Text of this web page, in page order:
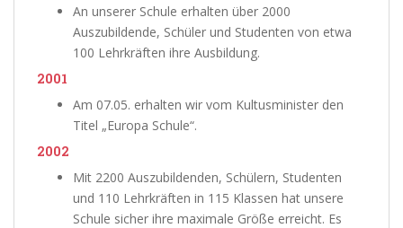
An unserer Schule erhalten über 2000
Auszubildende, Schüler und Studenten von etwa
100 Lehrkräften ihre Ausbildung.
2001
Am 07.05. erhalten wir vom Kultusminister den
Titel „Europa Schule“.
2002
Mit 2200 Auszubildenden, Schülern, Studenten
und 110 Lehrkräften in 115 Klassen hat unsere
Schule sicher ihre maximale Größe erreicht. Es